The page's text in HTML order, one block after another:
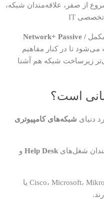
از صفر، علاقه‌مندان شبکه،
Network+ Passive /
می‌شود تا در کنار مفاهیم
زیرساخت شبکه هم آشنا
است؟
دنیای شبکه‌های کامپیوتری
شغل‌های Help Desk و
کسانی که قبل از Cisco، Microsoft، MikroTik، VMware یا